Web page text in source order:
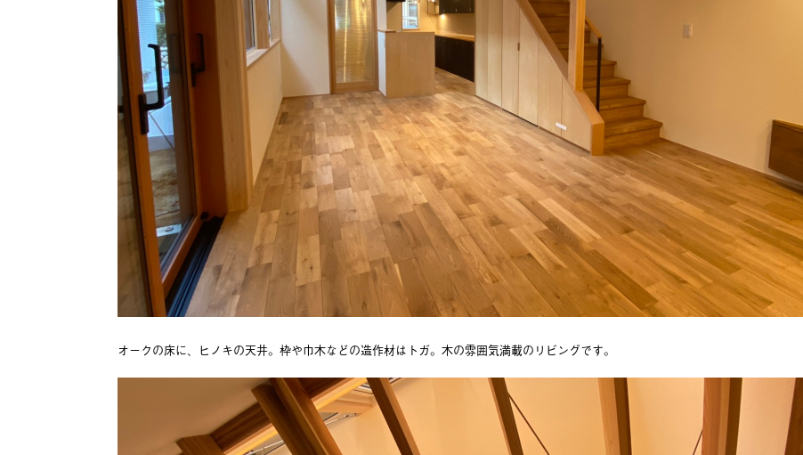
オークの床に、ヒノキの天井。枠や巾木などの造作材はトガ。木の雰囲気満載のリビングです。